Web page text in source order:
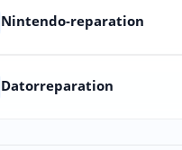
Nintendo-reparation
Datorreparation